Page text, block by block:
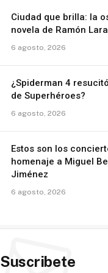
Ciudad que brilla: la
novela de Ramón Lara
6 agosto, 2026
¿Spiderman 4
de Superhéroes?
6 agosto, 2026
Estos son los
homenaje a Miguel
Jiménez
6 agosto, 2026
Suscribete